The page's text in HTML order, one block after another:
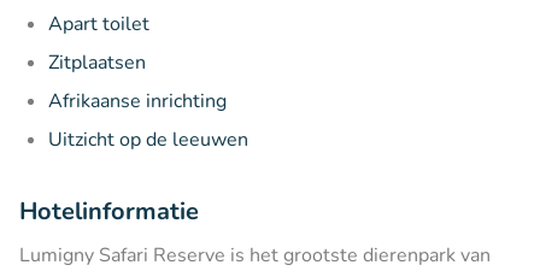
Apart toilet
Zitplaatsen
Afrikaanse inrichting
Uitzicht op de leeuwen
Hotelinformatie
Lumigny Safari Reserve is het grootste dierenpark van